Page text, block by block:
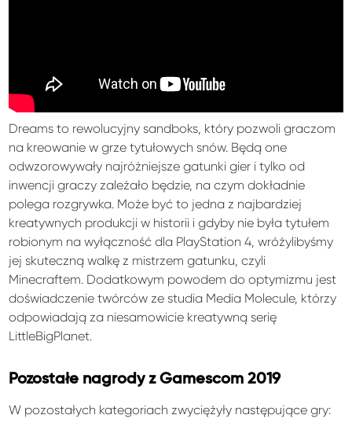
Dreams to rewolucyjny sandboks, który pozwoli graczom
na kreowanie w grze tytułowych snów. Będą one
odwzorowywały najróżniejsze gatunki gier i tylko od
inwencji graczy zależało będzie, na czym dokładnie
polega rozgrywka. Może być to jedna z najbardziej
kreatywnych produkcji w historii i gdyby nie była tytułem
robionym na wyłączność dla PlayStation 4, wróżylibyśmy
jej skuteczną walkę z mistrzem gatunku, czyli
Minecraftem. Dodatkowym powodem do optymizmu jest
doświadczenie twórców ze studia Media Molecule, którzy
odpowiadają za niesamowicie kreatywną serię
LittleBigPlanet.
Pozostałe nagrody z Gamescom 2019
W pozostałych kategoriach zwyciężyły następujące gry: